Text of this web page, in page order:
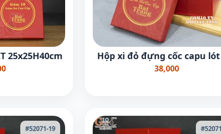
25x25H40cm Hộp xi đỏ đựng cốc capu
38,000
#52071-19